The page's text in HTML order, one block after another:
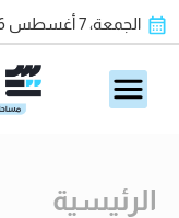
الجمعة، 7 أغسطس 2026
الرئيسية